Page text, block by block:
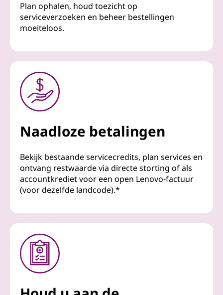
Plan ophalen, houd toezicht op
serviceverzoeken en beheer bestellingen
moeiteloos.
Naadloze betalingen
Bekijk bestaande servicecredits, plan services en
ontvang restwaarde via directe storting of als
accountkrediet voor een open Lenovo-factuur
(voor dezelfde landcode).*